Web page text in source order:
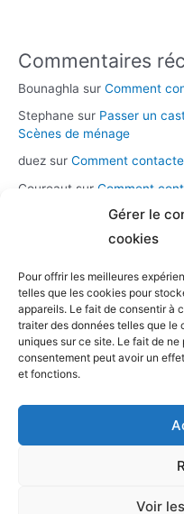
Gérer le
cookies
Pour offrir les meilleures
telles que les cookies pour
appareils. Le fait de consentir à
traiter des données telles que le
uniques sur ce site. Le fait de
consentement peut avoir un
et fonctions.
Voir
Commentaires
Bounaghla sur Comment
Stephane sur Passer un
Scènes de ménage
duez sur Comment
Coureaut sur Comment
Comment
Catégories
Assistance et démarches
Casting et participation
Musique et streaming
Copyright © 2026 TV